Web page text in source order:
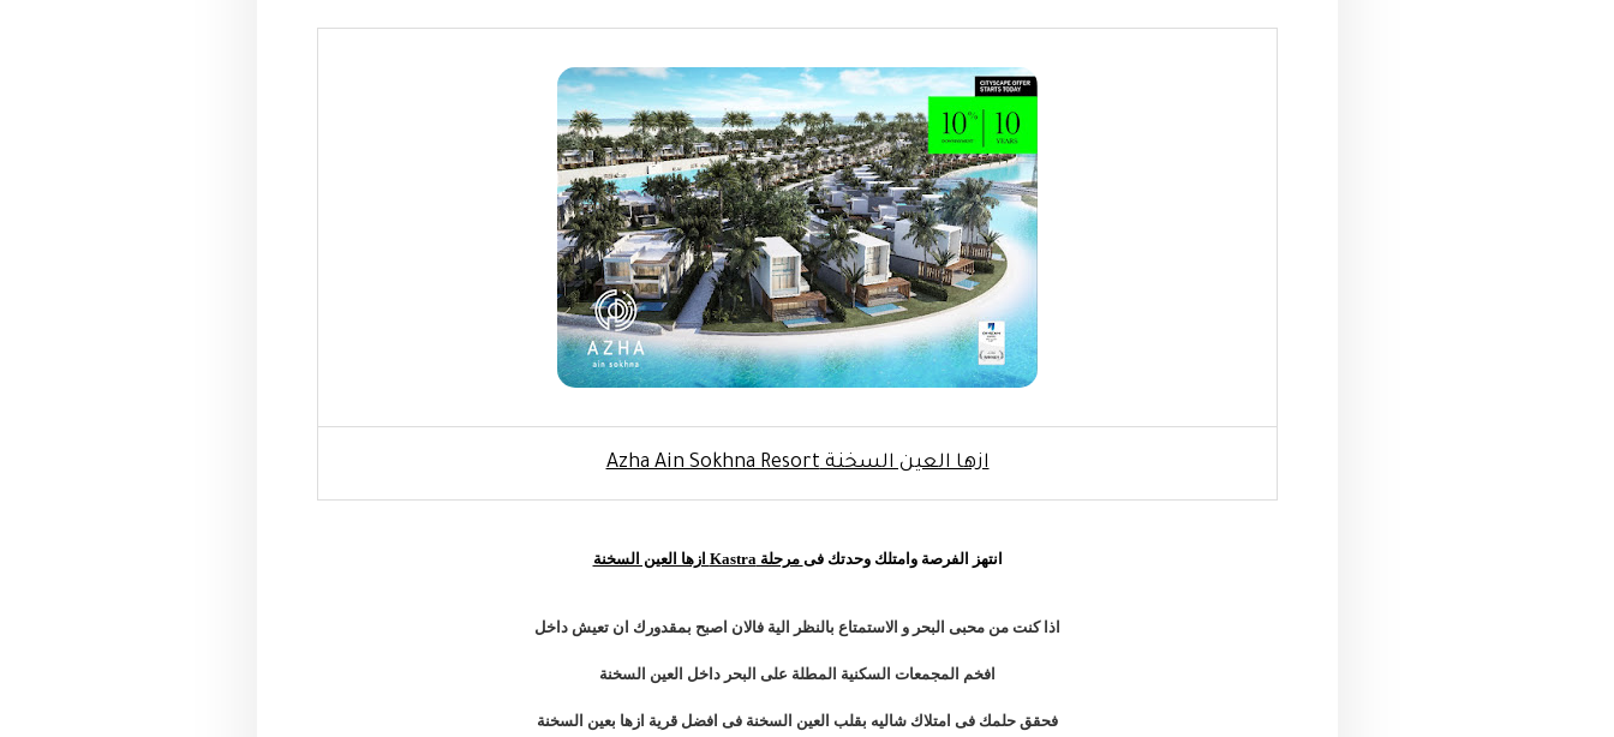
ازها العين السخنة Azha Ain Sokhna Resort
انتهز الفرصة وامتلك وحدتك فى مرحلة Kastra ازها العين السخنة
اذا كنت من محبى البحر و الاستمتاع بالنظر الية فالان اصبح بمقدورك ان تعيش داخل
افخم المجمعات السكنية المطلة على البحر داخل العين السخنة
فحقق حلمك فى امتلاك شاليه بقلب العين السخنة فى افضل قرية ازها بعين السخنة